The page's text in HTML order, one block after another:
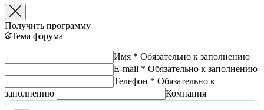
Получить программу
Тема форума
Имя * Обязательно к заполнению
E-mail * Обязательно к заполнению
Телефон * Обязательно к
заполнению
Компания